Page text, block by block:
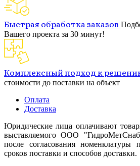
Быстрая обработка заказов
Вашего проекта за 30 минут!
Комплексный подход к
стоимости до поставки на объект
Оплата
Доставка
Юридические лица оплачивают
выставляемого ООО
после согласования номенклатуры
сроков поставки и способов доставки.